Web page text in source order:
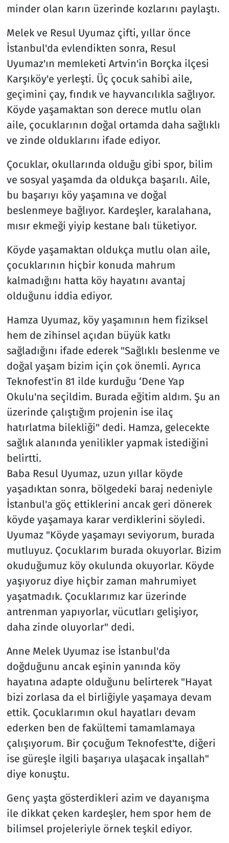
minder olan karın üzerinde kozlarını paylaştı.
Melek ve Resul Uyumaz çifti, yıllar önce
İstanbul'da evlendikten sonra, Resul
Uyumaz'ın memleketi Artvin'in Borçka ilçesi
Karşıköy'e yerleşti. Üç çocuk sahibi aile,
geçimini çay, fındık ve hayvancılıkla sağlıyor.
Köyde yaşamaktan son derece mutlu olan
aile, çocuklarının doğal ortamda daha sağlıklı
ve zinde olduklarını ifade ediyor.
Çocuklar, okullarında olduğu gibi spor, bilim
ve sosyal yaşamda da oldukça başarılı. Aile,
bu başarıyı köy yaşamına ve doğal
beslenmeye bağlıyor. Kardeşler, karalahana,
mısır ekmeği yiyip kestane balı tüketiyor.
Köyde yaşamaktan oldukça mutlu olan aile,
çocuklarının hiçbir konuda mahrum
kalmadığını hatta köy hayatını avantaj
olduğunu iddia ediyor.
Hamza Uyumaz, köy yaşamının hem fiziksel
hem de zihinsel açıdan büyük katkı
sağladığını ifade ederek "Sağlıklı beslenme ve
doğal yaşam bizim için çok önemli. Ayrıca
Teknofest'in 81 ilde kurduğu ‘Dene Yap
Okulu'na seçildim. Burada eğitim aldım. Şu an
üzerinde çalıştığım projenin ise ilaç
hatırlatma bilekliği" dedi. Hamza, gelecekte
sağlık alanında yenilikler yapmak istediğini
belirtti.
Baba Resul Uyumaz, uzun yıllar köyde
yaşadıktan sonra, bölgedeki baraj nedeniyle
İstanbul'a göç ettiklerini ancak geri dönerek
köyde yaşamaya karar verdiklerini söyledi.
Uyumaz "Köyde yaşamayı seviyorum, burada
mutluyuz. Çocuklarım burada okuyorlar. Bizim
okuduğumuz köy okulunda okuyorlar. Köyde
yaşıyoruz diye hiçbir zaman mahrumiyet
yaşatmadık. Çocuklarımız kar üzerinde
antrenman yapıyorlar, vücutları gelişiyor,
daha zinde oluyorlar" dedi.
Anne Melek Uyumaz ise İstanbul'da
doğduğunu ancak eşinin yanında köy
hayatına adapte olduğunu belirterek "Hayat
bizi zorlasa da el birliğiyle yaşamaya devam
ettik. Çocuklarımın okul hayatları devam
ederken ben de fakültemi tamamlamaya
çalışıyorum. Bir çocuğum Teknofest'te, diğeri
ise güreşle ilgili başarıya ulaşacak inşallah"
diye konuştu.
Genç yaşta gösterdikleri azim ve dayanışma
ile dikkat çeken kardeşler, hem spor hem de
bilimsel projeleriyle örnek teşkil ediyor.